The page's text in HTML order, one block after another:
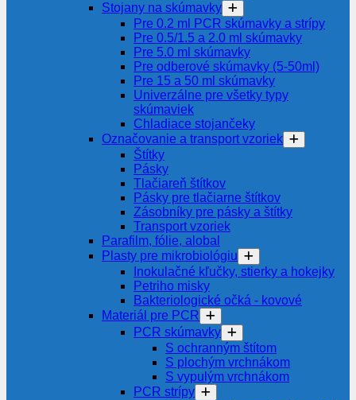
Stojany na skúmavky
Pre 0.2 ml PCR skúmavky a strípy
Pre 0.5/1.5 a 2.0 ml skúmavky
Pre 5.0 ml skúmavky
Pre odberové skúmavky (5-50ml)
Pre 15 a 50 ml skúmavky
Univerzálne pre všetky typy
skúmaviek
Chladiace stojančeky
Označovanie a transport vzoriek
Štítky
Pásky
Tlačiareň štítkov
Pásky pre tlačiarne štítkov
Zásobníky pre pásky a štítky
Transport vzoriek
Parafilm, fólie, alobal
Plasty pre mikrobiológiu
Inokulačné kľučky, stierky a hokejky
Petriho misky
Bakteriologické očká - kovové
Materiál pre PCR
PCR skúmavky
S ochranným štítom
S plochým vrchnákom
S vypulým vrchnákom
PCR strípy